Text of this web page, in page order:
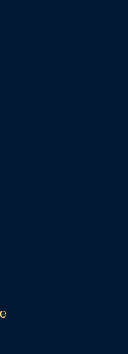
i
Cugat, a
la tradició
a Júlia”) i
=
1667, el
en una obra
fins que
que es canta
de
Mn.